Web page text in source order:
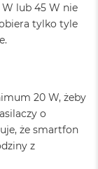
W lub 45 W nie
tylko tyle
20 W, żeby
o
że smartfon
z